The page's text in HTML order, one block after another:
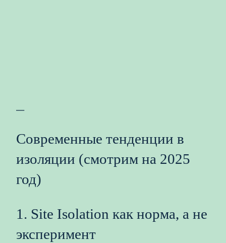
—
Современные тенденции в
изоляции (смотрим на 2025
год)
1. Site Isolation как норма, а не
эксперимент